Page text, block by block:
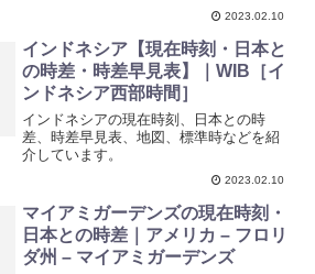
2023.02.10
インドネシア【現在時刻・日本と
の時差・時差早見表】｜WIB［イ
ンドネシア西部時間］
インドネシアの現在時刻、日本との時
差、時差早見表、地図、標準時などを紹
介しています。
2023.02.10
マイアミガーデンズの現在時刻・
日本との時差｜アメリカ – フロリ
ダ州 – マイアミガーデンズ